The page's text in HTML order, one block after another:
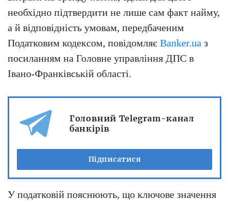
необхідно підтвердити не лише сам факт найму,
а й відповідність умовам, передбаченим
Податковим кодексом, повідомляє Banker.ua з
посиланням на Головне управління ДПС в
Івано-Франківській області.
Головний Telegram-канал
банкірів
Підписатися
У податковій пояснюють, що ключове значення